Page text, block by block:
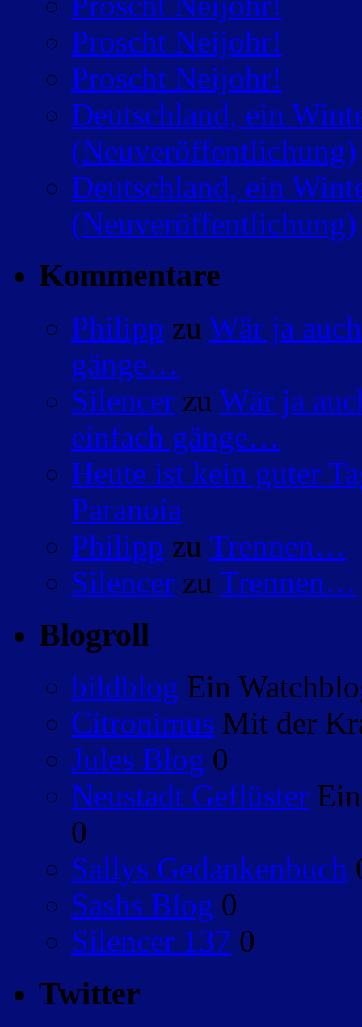
Proscht Neijohr!
Proscht Neijohr!
Deutschland, ein
(Neuveröffentlichung)
Deutschland, ein
(Neuveröffentlichung)
Kommentare
Philipp zu Wär ja
gänge…
Silencer zu Wär ja
einfach gänge…
Heute ist kein guter
Paranoia
Philipp zu Trennen…
Silencer zu Trennen…
Blogroll
bildblog Ein
Citronimus Mit der
Jules Blog 0
Neustadt Geflüster
0
Sallys Gedankenbuch
Sashs Blog 0
Silencer 137 0
Twitter